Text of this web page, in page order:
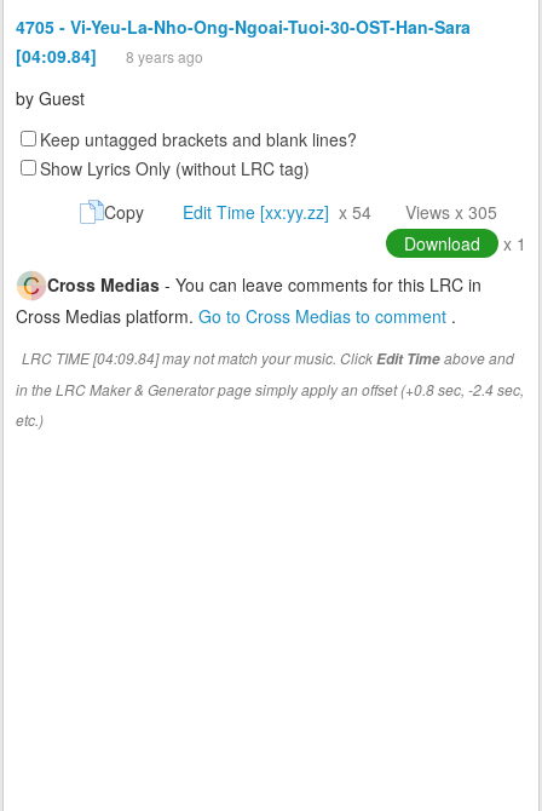
4705 - Vi-Yeu-La-Nho-Ong-Ngoai-Tuoi-30-OST-Han-Sara
[04:09.84]
8 years ago
by Guest
Keep untagged brackets and blank lines?
Show Lyrics Only (without LRC tag)
Copy
Edit Time [xx:yy.zz] x 54
Views x 305
Download
x 1
Cross Medias - You can leave comments for this LRC in
Cross Medias platform. Go to Cross Medias to comment .
LRC TIME [04:09.84] may not match your music. ClickEdit Timeabove and
in the LRC Maker & Generator page simply apply an offset (+0.8 sec, -2.4 sec,
etc.)